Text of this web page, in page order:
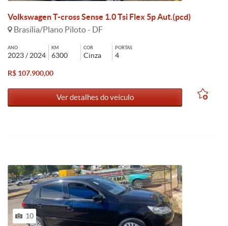
Volkswagen T-cross Sense 1.0 Tsi Flex 5p Aut.(pcd)
Brasília/Plano Piloto - DF
ANO
2023 / 2024
KM
6300
COR
Cinza
PORTAS
4
R$ 107.900,00
Ver detalhes do veículo
10